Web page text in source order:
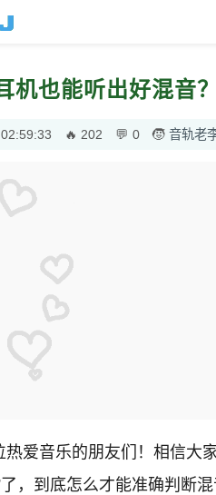
机也能听出好混音
202 0 音轨老
热爱音乐的朋友们！相信大
了，到底怎么才能准确判断